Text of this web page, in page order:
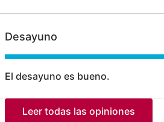
Desayuno
El desayuno es bueno.
Leer todas las opiniones